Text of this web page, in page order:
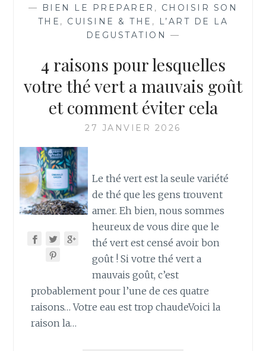
— BIEN LE PREPARER , CHOISIR SON
THE , CUISINE & THE ,
L’ART DE LA
DEGUSTATION
—
4 raisons pour lesquelles
votre thé vert a mauvais goût
et comment éviter cela
27 JANVIER 2026
Le thé vert est la seule variété
de thé que les gens trouvent
amer. Eh bien, nous sommes
heureux de vous dire que le
thé vert est censé avoir bon
goût ! Si votre thé vert a
mauvais goût, c’est
probablement pour l’une de ces quatre
raisons… Votre eau est trop chaudeVoici la
raison la…